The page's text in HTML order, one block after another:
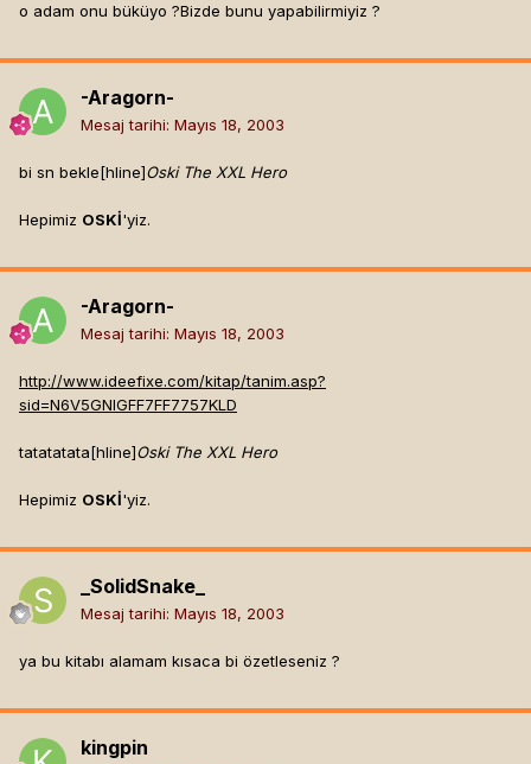
o adam onu büküyo ?Bizde bunu yapabilirmiyiz ?
-Aragorn-
Mesaj tarihi: Mayıs 18, 2003
bi sn bekle[hline]Oski The XXL Hero
Hepimiz OSKİ'yiz.
-Aragorn-
Mesaj tarihi: Mayıs 18, 2003
http://www.ideefixe.com/kitap/tanim.asp?
sid=N6V5GNIGFF7FF7757KLD
tatatatata[hline]Oski The XXL Hero
Hepimiz OSKİ'yiz.
_SolidSnake_
Mesaj tarihi: Mayıs 18, 2003
ya bu kitabı alamam kısaca bi özetleseniz ?
kingpin